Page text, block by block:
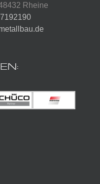
Rheine